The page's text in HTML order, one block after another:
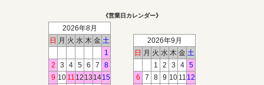
《営業日カレンダー》
2026年8月
日 月 火 水 木 金 土
1
2
3 4 5 6 7
8
9 10 11 12 13 1415
2026年9月
日 月 火 水 木 金 土
1
2 3 4
5
6
7 8 9 10 11 12